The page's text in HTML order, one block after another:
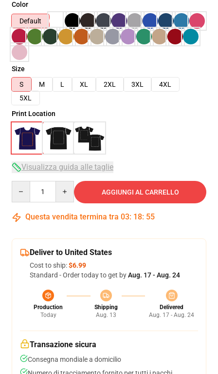
Color
Default
Size
S
M L XL 2XL 3XL
4XL
5XL
Print Location
Visualizza guida alle taglie
AGGIUNGI AL CARRELLO
Questa vendita termina tra 03: 18: 54
Deliver to United States
Cost to ship:$6.99
Standard - Order today to get byAug. 17 - Aug. 24
Production
Today
Shipping
Aug. 13
Delivered
Aug. 17 - Aug. 24
Transazione sicura
Consegna mondiale a domicilio